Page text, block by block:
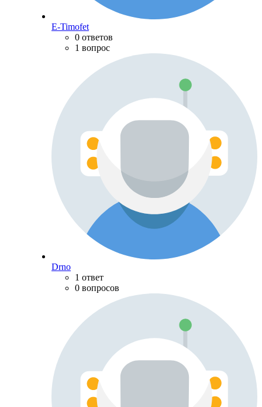
E-Timofet
0 ответов
1 вопрос
Drno
1 ответ
0 вопросов